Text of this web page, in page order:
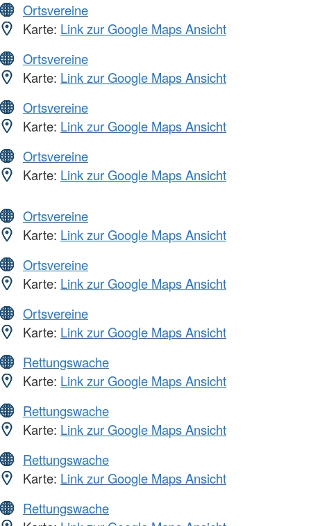
Ortsvereine
Karte: Link zur Google Maps Ansicht
Ortsvereine
Karte: Link zur Google Maps Ansicht
Ortsvereine
Karte: Link zur Google Maps Ansicht
Ortsvereine
Karte: Link zur Google Maps Ansicht
Ortsvereine
Karte: Link zur Google Maps Ansicht
Ortsvereine
Karte: Link zur Google Maps Ansicht
Ortsvereine
Karte: Link zur Google Maps Ansicht
Rettungswache
Karte: Link zur Google Maps Ansicht
Rettungswache
Karte: Link zur Google Maps Ansicht
Rettungswache
Karte: Link zur Google Maps Ansicht
Rettungswache